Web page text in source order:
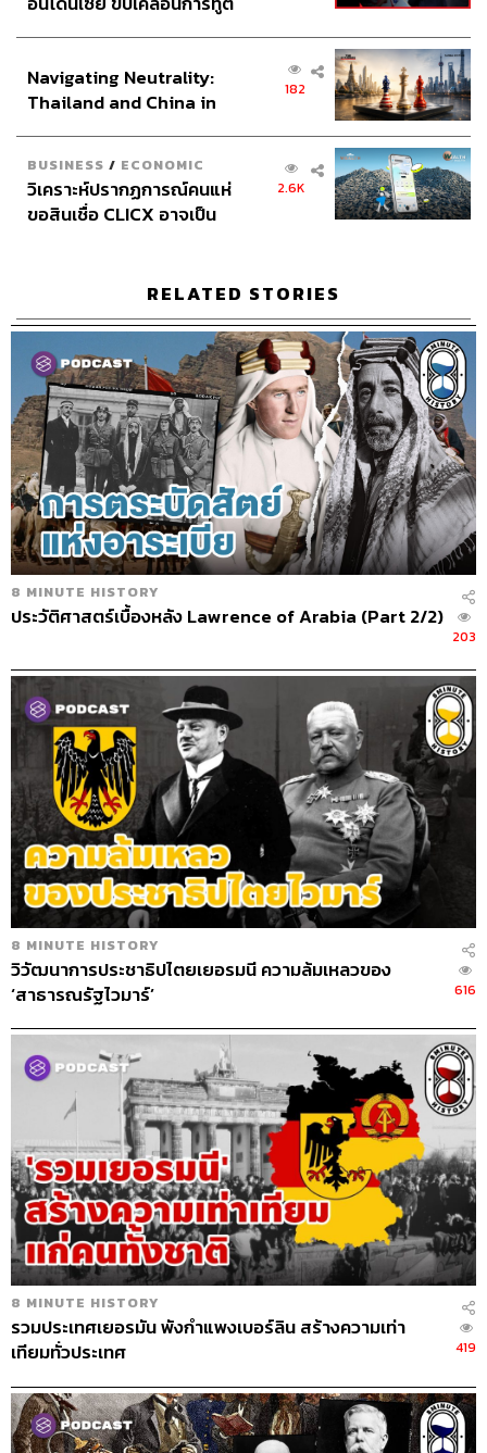
TAGS: กัมพูชา 8 Minute History
Cambodia
ABOUT THE HOST
THE STANDARD PODCAST
ทีมงาน THE STANDARD PODCAST
อินโดนีเซีย
Navigating Neutrality:
Thailand and China in
182
BUSINESS / ECONOMIC
วิเคราะห์ปรากฏการณ์คนแห่
ขอสินเชื่อ CLICX อาจเป็น
2.6K
RELATED STORIES
8 MINUTE HISTORY
ประวัติศาสตร์เบื้องหลัง Lawrence of Arabia (Part 2/2)
203
8 MINUTE HISTORY
วิวัฒนาการประชาธิปไตยเยอรมนี ความล้มเหลวของ
‘สาธารณรัฐไวมาร์’
616
8 MINUTE HISTORY
รวมประเทศเยอรมัน พังกำแพงเบอร์ลิน สร้างความเท่า
เทียมทั่วประเทศ
419